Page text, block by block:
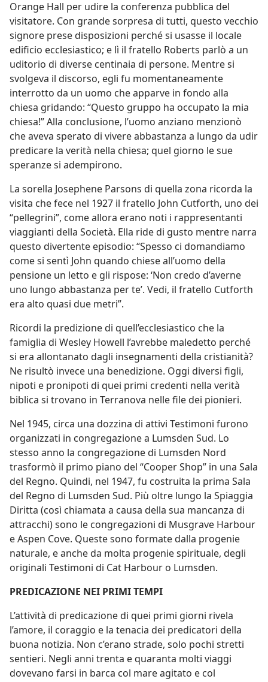
Orange Hall per udire la conferenza pubblica del
visitatore. Con grande sorpresa di tutti, questo vecchio
signore prese disposizioni perché si usasse il locale
edificio ecclesiastico; e lì il fratello Roberts parlò a un
uditorio di diverse centinaia di persone. Mentre si
svolgeva il discorso, egli fu momentaneamente
interrotto da un uomo che apparve in fondo alla
chiesa gridando: “Questo gruppo ha occupato la mia
chiesa!” Alla conclusione, l’uomo anziano menzionò
che aveva sperato di vivere abbastanza a lungo da udir
predicare la verità nella chiesa; quel giorno le sue
speranze si adempirono.
La sorella Josephene Parsons di quella zona ricorda la
visita che fece nel 1927 il fratello John Cutforth, uno dei
“pellegrini”, come allora erano noti i rappresentanti
viaggianti della Società. Ella ride di gusto mentre narra
questo divertente episodio: “Spesso ci domandiamo
come si sentì John quando chiese all’uomo della
pensione un letto e gli rispose: ‘Non credo d’averne
uno lungo abbastanza per te’. Vedi, il fratello Cutforth
era alto quasi due metri”.
Ricordi la predizione di quell’ecclesiastico che la
famiglia di Wesley Howell l’avrebbe maledetto perché
si era allontanato dagli insegnamenti della cristianità?
Ne risultò invece una benedizione. Oggi diversi figli,
nipoti e pronipoti di quei primi credenti nella verità
biblica si trovano in Terranova nelle file dei pionieri.
Nel 1945, circa una dozzina di attivi Testimoni furono
organizzati in congregazione a Lumsden Sud. Lo
stesso anno la congregazione di Lumsden Nord
trasformò il primo piano del “Cooper Shop” in una Sala
del Regno. Quindi, nel 1947, fu costruita la prima Sala
del Regno di Lumsden Sud. Più oltre lungo la Spiaggia
Diritta (così chiamata a causa della sua mancanza di
attracchi) sono le congregazioni di Musgrave Harbour
e Aspen Cove. Queste sono formate dalla progenie
naturale, e anche da molta progenie spirituale, degli
originali Testimoni di Cat Harbour o Lumsden.
PREDICAZIONE NEI PRIMI TEMPI
L’attività di predicazione di quei primi giorni rivela
l’amore, il coraggio e la tenacia dei predicatori della
buona notizia. Non c’erano strade, solo pochi stretti
sentieri. Negli anni trenta e quaranta molti viaggi
dovevano farsi in barca col mare agitato e col